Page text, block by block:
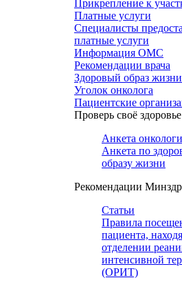
Прикрепление к
Платные услуги
Специалисты
платные услуги
Информация ОМС
Рекомендации врача
Здоровый образ жизни
Уголок онколога
Пациентские
Проверь своё здоровье
Анкета
Анкета по
образу жизни
Рекомендации
Статьи
Правила
пациента,
отделении
интенсивной
(ОРИТ)